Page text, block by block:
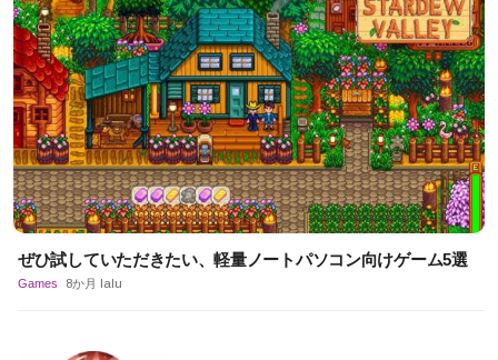
ぜひ試していただきたい、軽量ノートパソコン向けゲーム5選
Games 8か月 lalu